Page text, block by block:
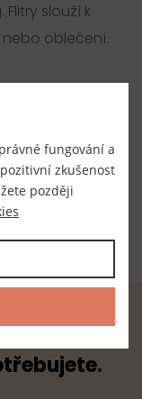
slouží k
oblečení.
fungování a
zkušenost
později